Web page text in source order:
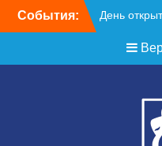
События: День